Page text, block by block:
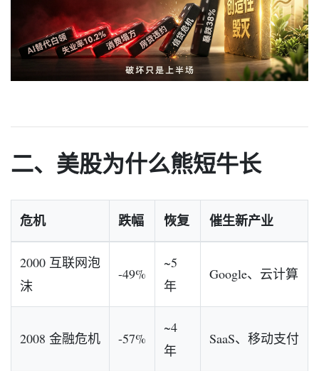
二、美股为什么熊短牛长
危机 跌幅 恢复 催生新产业
2000 互联网泡
沫
-49%
~5
年
Google、云计算
2008 金融危机 -57%
~4
年
SaaS、移动支付